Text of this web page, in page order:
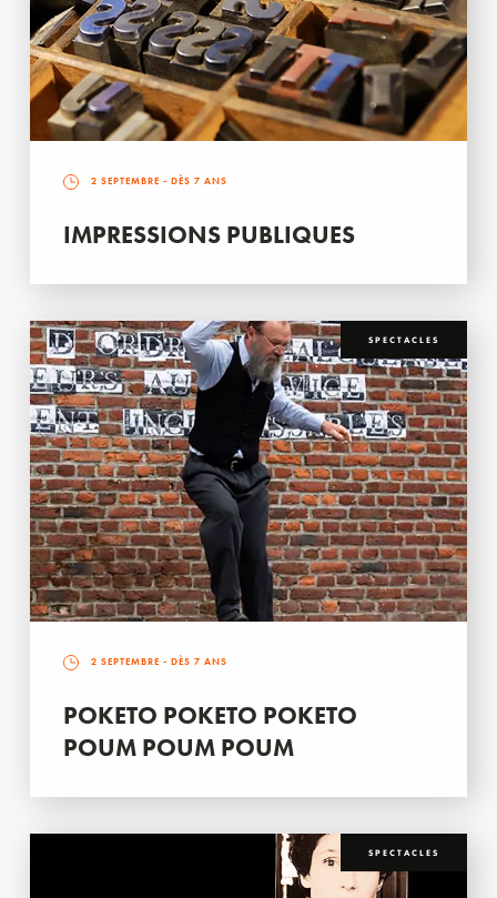
2 SEPTEMBRE - DÈS 7 ANS
IMPRESSIONS PUBLIQUES
SPECTACLES
2 SEPTEMBRE - DÈS 7 ANS
POKETO POKETO POKETO
POUM POUM POUM
SPECTACLES